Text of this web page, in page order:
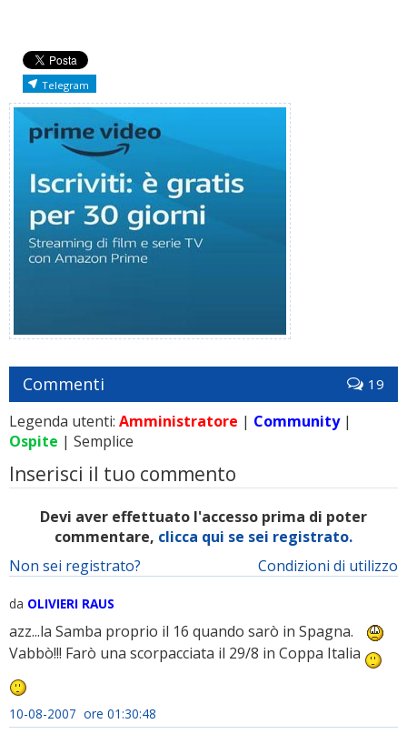
Telegram
Commenti 19
Legenda utenti: Amministratore | Community|
Ospite | Semplice
Inserisci il tuo commento
Devi aver effettuato l'accesso prima di poter
commentare, clicca qui se sei registrato.
Condizioni di utilizzo
Non sei registrato?
da OLIVIERI RAUS
azz...la Samba proprio il 16 quando sarò in Spagna.
Vabbò!!! Farò una scorpacciata il 29/8 in Coppa Italia
10-08-2007 ore 01:30:48